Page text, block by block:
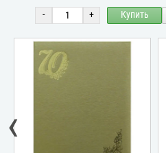
- + Купить
‹